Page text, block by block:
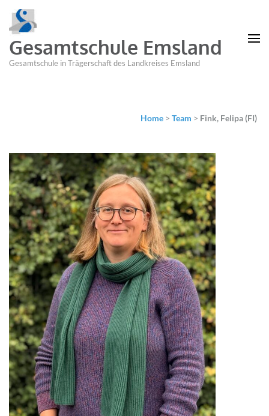
Gesamtschule Emsland
Gesamtschule in Trägerschaft des Landkreises Emsland
Home > Team > Fink, Felipa (FI)